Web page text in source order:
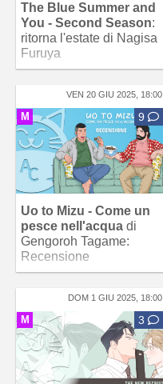
The Blue Summer and
You - Second Season:
ritorna l'estate di Nagisa
Furuya
VEN 20 GIU 2025, 18:00
M 9
Uo to Mizu - Come un
pesce nell'acqua di
Gengoroh Tagame:
Recensione
DOM 1 GIU 2025, 18:00
M 3